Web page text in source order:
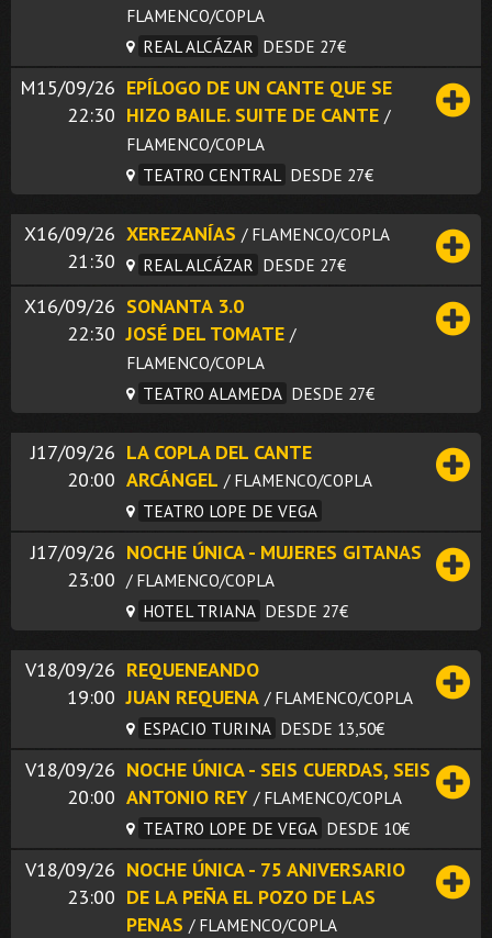
FLAMENCO/COPLA
REAL ALCÁZAR DESDE 27€
M15/09/26
22:30
EPÍLOGO DE UN CANTE QUE SE
HIZO BAILE. SUITE DE CANTE /
FLAMENCO/COPLA
TEATRO CENTRAL DESDE 27€
X16/09/26
21:30
XEREZANÍAS / FLAMENCO/COPLA
REAL ALCÁZAR DESDE 27€
X16/09/26
22:30
SONANTA 3.0
JOSÉ DEL TOMATE /
FLAMENCO/COPLA
TEATRO ALAMEDA DESDE 27€
J17/09/26
20:00
LA COPLA DEL CANTE
ARCÁNGEL / FLAMENCO/COPLA
TEATRO LOPE DE VEGA
J17/09/26
23:00
NOCHE ÚNICA - MUJERES GITANAS
/ FLAMENCO/COPLA
HOTEL TRIANA DESDE 27€
V18/09/26
19:00
REQUENEANDO
JUAN REQUENA / FLAMENCO/COPLA
ESPACIO TURINA DESDE 13,50€
V18/09/26
20:00
NOCHE ÚNICA - SEIS CUERDAS, SEIS
ANTONIO REY / FLAMENCO/COPLA
TEATRO LOPE DE VEGA DESDE 10€
V18/09/26
23:00
NOCHE ÚNICA - 75 ANIVERSARIO
DE LA PEÑA EL POZO DE LAS
PENAS / FLAMENCO/COPLA